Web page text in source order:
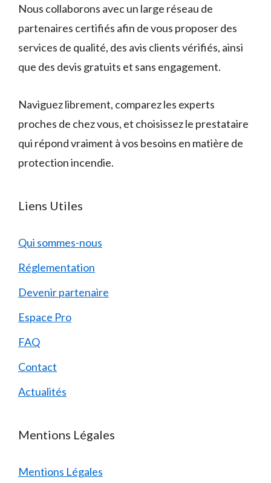
Nous collaborons avec un large réseau de
partenaires certifiés afin de vous proposer des
services de qualité, des avis clients vérifiés, ainsi
que des devis gratuits et sans engagement.
Naviguez librement, comparez les experts
proches de chez vous, et choisissez le prestataire
qui répond vraiment à vos besoins en matière de
protection incendie.
Liens Utiles
Qui sommes-nous
Réglementation
Devenir partenaire
Espace Pro
FAQ
Contact
Actualités
Mentions Légales
Mentions Légales